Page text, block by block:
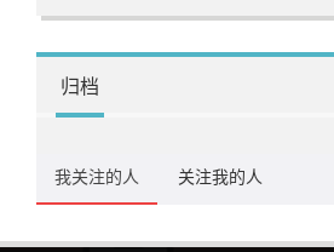
归档
我关注的人 关注我的人